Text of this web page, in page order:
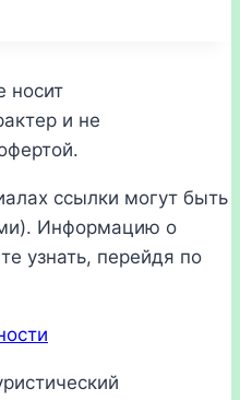
носит
и не
ссылки могут быть
Информацию о
узнать, перейдя по